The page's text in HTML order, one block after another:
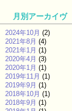
月別アーカイヴ
2024年10月 (2)
2021年8月 (4)
2021年1月 (1)
2020年4月 (3)
2020年1月 (1)
2019年11月 (1)
2019年9月 (1)
2018年10月 (1)
2018年9月 (1)